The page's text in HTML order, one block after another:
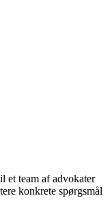
et team af advokater
konkrete spørgsmål